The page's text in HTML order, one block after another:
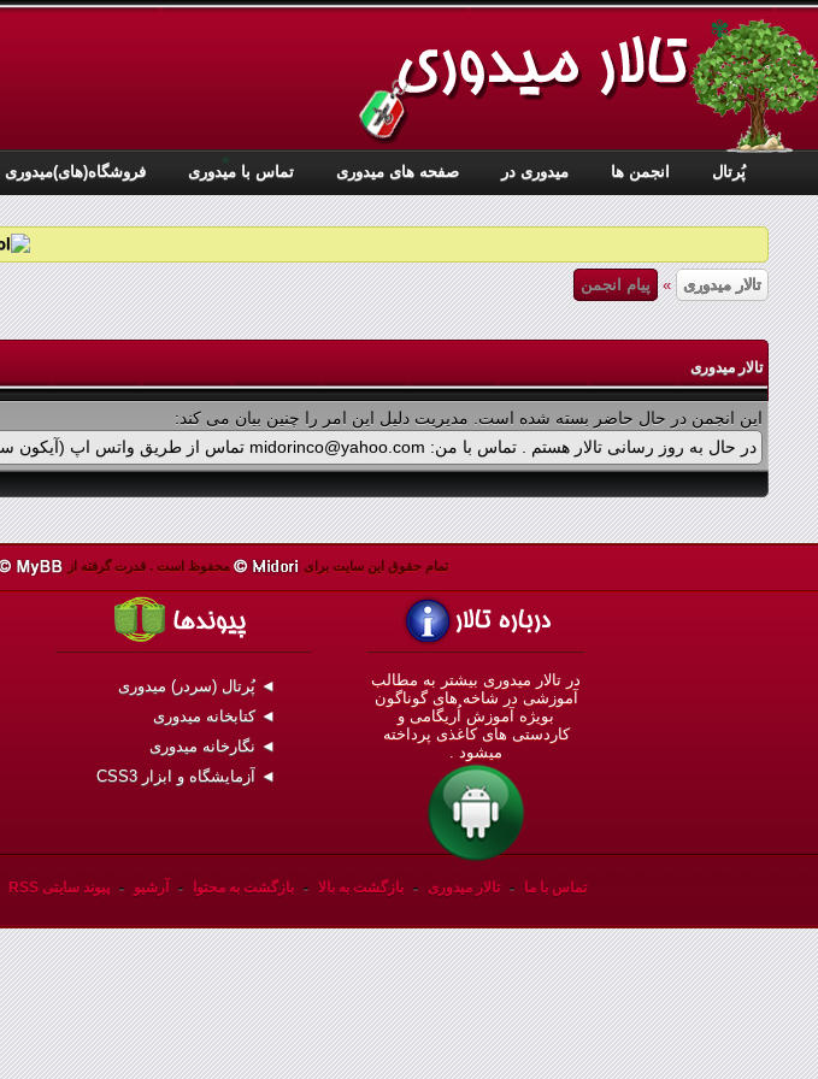
پُرتال انجمن ها ميدوری در صفحه های میدوری تماس با میدوری فروشگاه(های)میدوری
تالار میدوری » پیام انجمن
تالار میدوری
این انجمن در حال حاضر بسته شده است. مدیریت دلیل این امر را چنین بیان می کند:
در حال به روز رسانی تالار هستم . تماس با من: midorinco@yahoo.com تماس از طریق واتس اپ (آیکون سمت چپ - بالای تالار) در پرداخت پولی برنامه ها اشکالی پیش آمده که در حال بازنویسی آن هستم .
تمام حقوق اين سايت برای محفوظ است .قدرت گرفته از
◄ پُرتال (سردر) میدوری
◄ کتابخانه میدوری
◄ نگارخانه میدوری
◄ آزمایشگاه و ابزار CSS3
در تالار میدوری بيشتر به مطالب
آموزشی در شاخه های گوناگون
بویژه آموزش اُريگامی و
کاردستی های کاغذی پرداخته
ميشود .
تماس با ما - تالار میدوری - بازگشت به بالا - بازگشت به محتوا - آرشیو - پیوند سایتی RSS